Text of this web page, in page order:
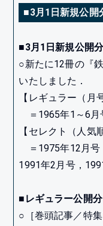
■3月1日新規公開
■3月1日新規公開
○新たに12冊の『
いたしました．
【レギュラー（月
＝1965年1～6月
【セレクト（人気
＝1975年12月号
1991年2月号，
■レギュラー公開
○［巻頭記事／特集